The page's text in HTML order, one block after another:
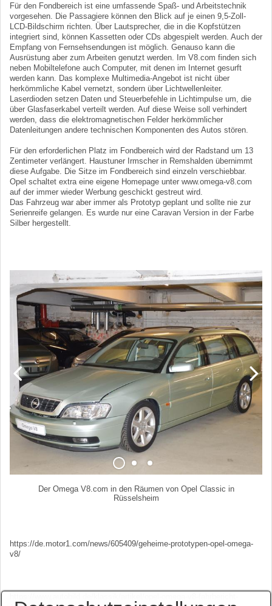
Für den Fondbereich ist eine umfassende Spaß- und Arbeitstechnik
vorgesehen. Die Passagiere können den Blick auf je einen 9,5-Zoll-
LCD-Bildschirm richten. Über Lautsprecher, die in die Kopfstützen
integriert sind, können Kassetten oder CDs abgespielt werden. Auch der
Empfang von Fernsehsendungen ist möglich. Genauso kann die
Ausrüstung aber zum Arbeiten genutzt werden. Im V8.com finden sich
neben Mobiltelefone auch Computer, mit denen im Internet gesurft
werden kann. Das komplexe Multimedia-Angebot ist nicht über
herkömmliche Kabel vernetzt, sondern über Lichtwellenleiter.
Laserdioden setzen Daten und Steuerbefehle in Lichtimpulse um, die
über Glasfaserkabel verteilt werden. Auf diese Weise soll verhindert
werden, dass die elektromagnetischen Felder herkömmlicher
Datenleitungen andere technischen Komponenten des Autos stören.
Für den erforderlichen Platz im Fondbereich wird der Radstand um 13
Zentimeter verlängert. Haustuner Irmscher in Remshalden übernimmt
diese Aufgabe. Die Sitze im Fondbereich sind einzeln verschiebbar.
Opel schaltet extra eine eigene Homepage unter www.omega-v8.com
auf der immer wieder Werbung geschickt gestreut wird.
Das Fahrzeug war aber immer als Prototyp geplant und sollte nie zur
Serienreife gelangen. Es wurde nur eine Caravan Version in der Farbe
Silber hergestellt.
Der Omega V8.com in den Räumen von Opel Classic in
Rüsselsheim
https://de.motor1.com/news/605409/geheime-prototypen-opel-omega-
v8/